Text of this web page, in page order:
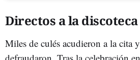
Directos a la discoteca
Miles de culés acudieron a la cita